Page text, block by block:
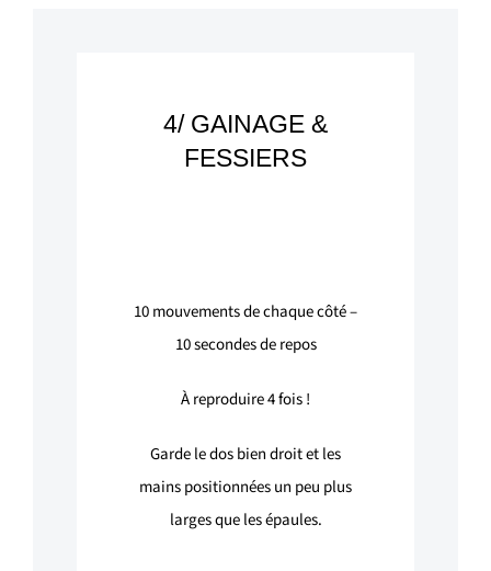
4/ GAINAGE &
FESSIERS
10 mouvements de chaque côté –
10secondes de repos
À reproduire 4 fois !
Garde le dos bien droit et les
mains positionnées un peu plus
larges que les épaules.